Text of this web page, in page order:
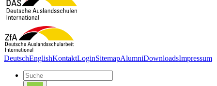
DeutschEnglishKontaktLoginSitemapAlumniDownloadsImpressum